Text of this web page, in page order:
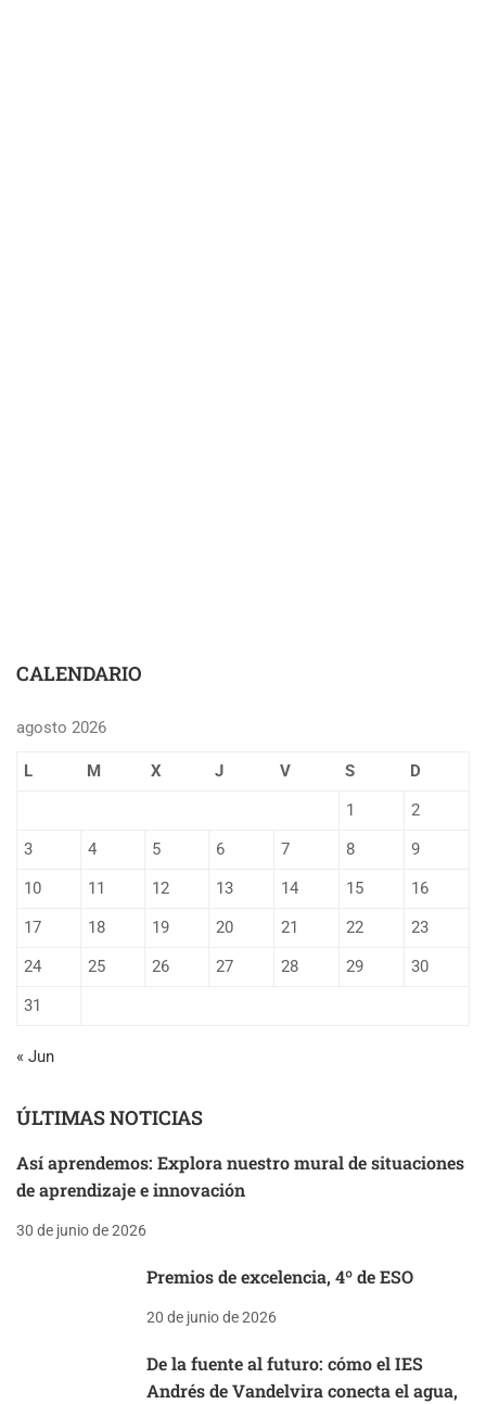
CALENDARIO
agosto 2026
L M X J V S
D
1
2
3
4 5 6 7 8
9
10
11 12 13 14 15
16
17
18 19 20 21 22
23
24
25 26 27 28 29
30
31
« Jun
ÚLTIMAS NOTICIAS
Así aprendemos: Explora nuestro mural de situaciones
de aprendizaje e innovación
30 de junio de 2026
Premios de excelencia, 4º de ESO
20 de junio de 2026
De la fuente al futuro: cómo el IES
Andrés de Vandelvira conecta el agua,